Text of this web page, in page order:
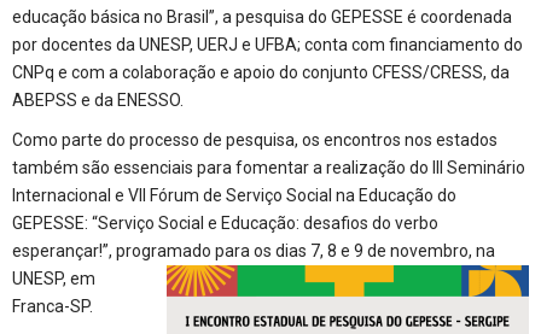
educação básica no Brasil”, a pesquisa do GEPESSE é coordenada
por docentes da UNESP, UERJ e UFBA; conta com financiamento do
CNPq e com a colaboração e apoio do conjunto CFESS/CRESS, da
ABEPSS e da ENESSO.
Como parte do processo de pesquisa, os encontros nos estados
também são essenciais para fomentar a realização do III Seminário
Internacional e VII Fórum de Serviço Social na Educação do
GEPESSE: “Serviço Social e Educação: desafios do verbo
esperançar!”, programado para os dias 7, 8 e 9 de novembro, na
UNESP, em
Franca-SP.